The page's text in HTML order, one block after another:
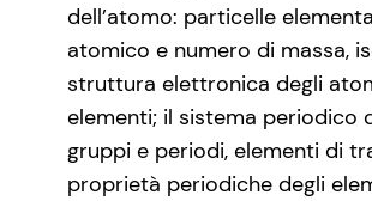
dell’atomo: particelle
atomico e numero di massa,
struttura elettronica degli
elementi; il sistema periodico
gruppi e periodi, elementi di
proprietà periodiche degli